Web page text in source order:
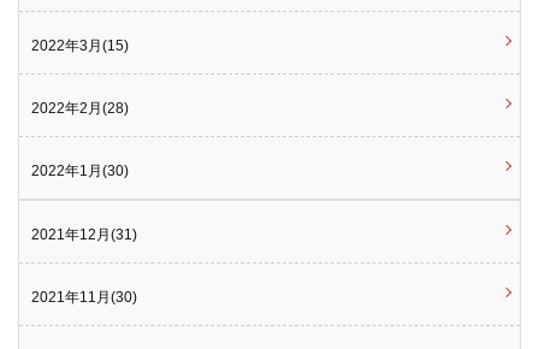
2022年3月(15)
2022年2月(28)
2022年1月(30)
2021年12月(31)
2021年11月(30)